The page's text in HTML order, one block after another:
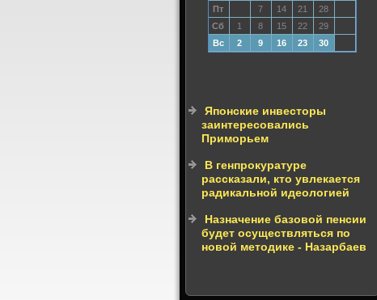
Пт
7 14 21
28
Сб
1 8 15 22
29
Вс
2 9 16 23 30
Японские инвесторы
заинтересовались
Приморьем
В генпрокуратуре
рассказали, кто увлекается
радикальной идеологией
Назначение базовой пенсии
будет осуществляться по
новой методике - Назарбаев